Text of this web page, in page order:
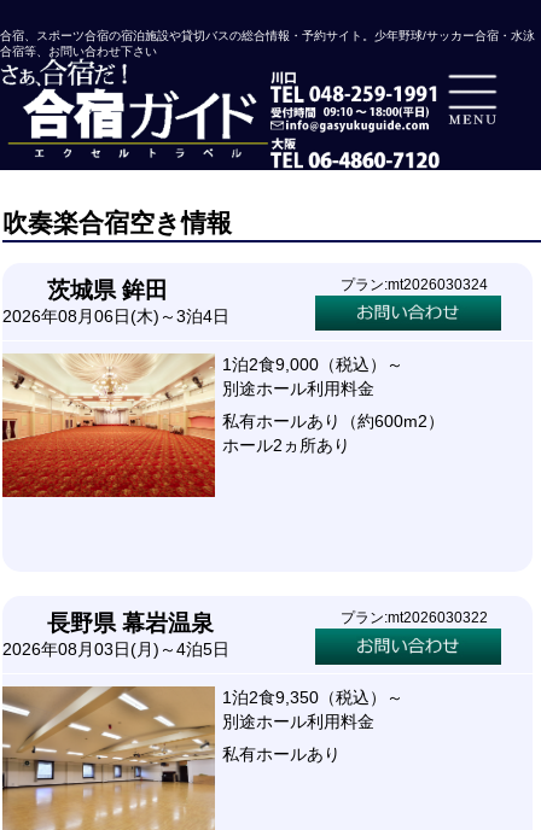
合宿、スポーツ合宿の宿泊施設や貸切バスの総合情報・予約サイト。少年野球/サッカー合宿・水泳
合宿等、お問い合わせ下さい
吹奏楽合宿空き情報
茨城県 鉾田
2026年08月06日(木)～3泊4日
プラン:mt2026030324
1泊2食9,000（税込）～
別途ホール利用料金
私有ホールあり（約600m2）
ホール2ヵ所あり
長野県 幕岩温泉
2026年08月03日(月)～4泊5日
プラン:mt2026030322
1泊2食9,350（税込）～
別途ホール利用料金
私有ホールあり